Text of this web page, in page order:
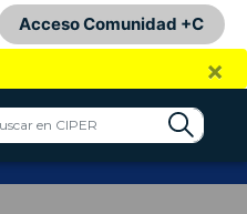
Acceso Comunidad +C
×